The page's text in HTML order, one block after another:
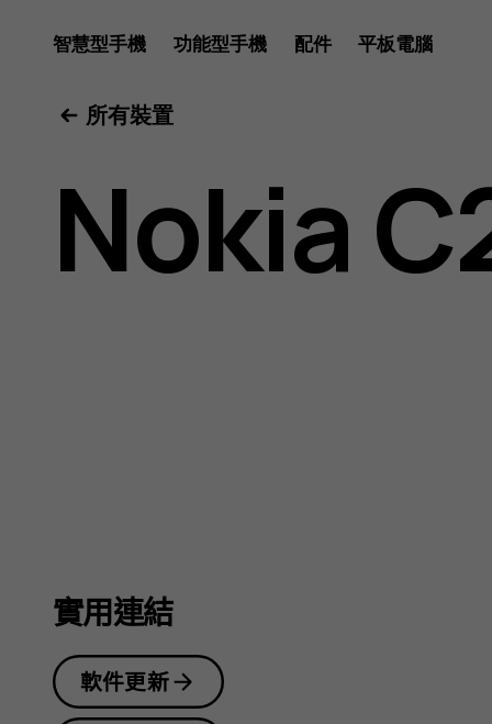
Nokia
C2
用
南
智慧型手機 功能型手機 配件 平板電腦
所有裝置
Nokia
實用連結
軟件更新